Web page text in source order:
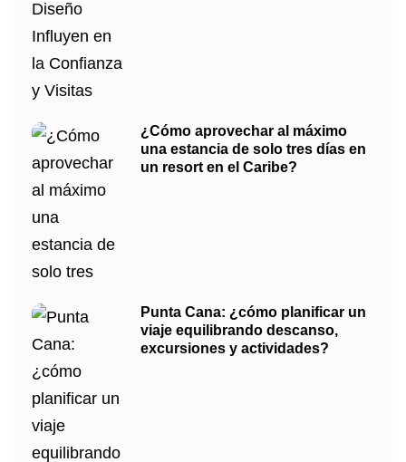
¿Cómo aprovechar al máximo
una estancia de solo tres días en
un resort en el Caribe?
Punta Cana: ¿cómo planificar un
viaje equilibrando descanso,
excursiones y actividades?